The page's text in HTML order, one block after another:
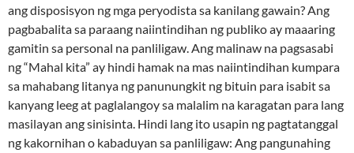
ang disposisyon ng mga peryodista sa kanilang gawain? Ang
pagbabalita sa paraang naiintindihan ng publiko ay maaaring
gamitin sa personal na panliligaw. Ang malinaw na pagsasabi
ng “Mahal kita” ay hindi hamak na mas naiintindihan kumpara
sa mahabang litanya ng panunungkit ng bituin para isabit sa
kanyang leeg at paglalangoy sa malalim na karagatan para lang
masilayan ang sinisinta. Hindi lang ito usapin ng pagtatanggal
ng kakornihan o kabaduyan sa panliligaw: Ang pangunahing